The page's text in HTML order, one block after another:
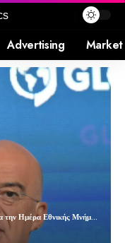
Advertising Market
Γενοκτονίας των Ελλήνων της Μικράς Ασίας»